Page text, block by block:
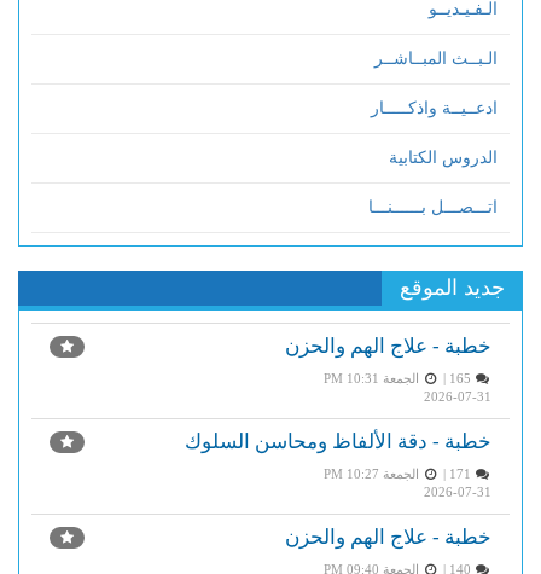
الـفـيـديــو
الـبــث المبــاشــر
ادعــيــة واذكـــــار
الدروس الكتابية
اتـــصـــل بــــــنـــا
جديد الموقع
خطبة - علاج الهم والحزن
الجمعة PM 10:31
2026-07-31
خطبة - دقة الألفاظ ومحاسن السلوك
الجمعة PM 10:27
2026-07-31
خطبة - علاج الهم والحزن
الجمعة PM 09:40